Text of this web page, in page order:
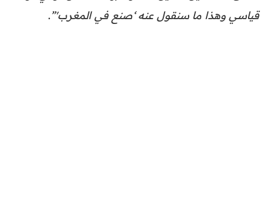
قياسي وهذا ما سنقول عنه ‘صنع في المغرب'”.